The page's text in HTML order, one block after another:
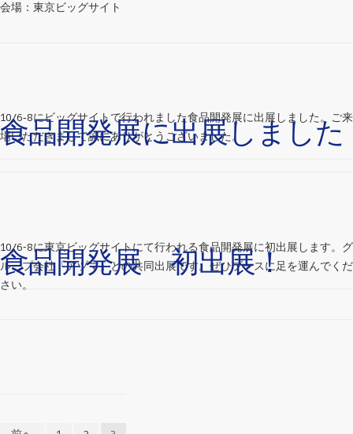
会場：東京ビッグサイト
食品開発展に出展しました
10/6‐8にビッグサイトで行われました食品開発展に出展しました。ご来
場いただきまして誠にありがとうございました。
食品開発展 初出展！
10/6-8に東京ビッグサイトにて行われる食品開発展に初出展します。グ
ループ会社「アヅマ」との共同出展です。ぜひブースに足を運んでくだ
さい。